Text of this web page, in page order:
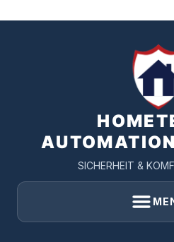
Inhalt
AUTOMATION
SICHERHEIT &